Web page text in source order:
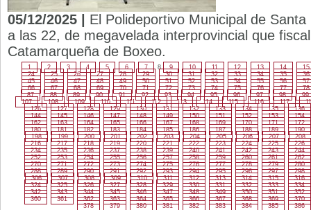
05/12/2025 | El Polideportivo Municipal de
a las 22, de megavelada interprovincial que
Catamarqueña de Boxeo.
1 2 3 4 5 6 7 8 9 10 11 12 13 14
15
24
25 26 27 28 29 30 31 32 33 34 35
36
45
46 47 48 49 50 51 52 53 54 55 56
57
66
67 68 69 70 71 72 73 74 75 76 77
78
87
88 89 90 91 92 93 94 95 96 97 98
99
107
108 109 110 111 112 113 114 115 116 117
126
127 128 129 130 131 132 133 134 135
136
144
145 146 147 148 149 150 151 152 153
154
162
163 164 165 166 167 168 169 170 171
172
180
181 182 183 184 185 186 187 188 189
190
198
199 200 201 202 203 204 205 206 207
208
216
217 218 219 220 221 222 223 224 225
226
234
235 236 237 238 239 240 241 242 243
244
252
253 254 255 256 257 258 259 260 261
262
270
271 272 273 274 275 276 277 278 279
280
288
289 290 291 292 293 294 295 296 297
298
306
307 308 309 310 311 312 313 314 315
316
324
325 326 327 328 329 330 331 332 333
334
342
343 344 345 346 347 348 349 350 351
352
360
361 362 363 364 365 366 367 368 369
370
378
379 380 381 382 383 384 385 386